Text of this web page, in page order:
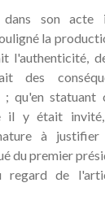
dans son acte
la
l'authenticité,
des
; qu'en
il y était
à
du premier
regard de